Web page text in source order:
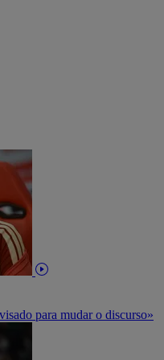
para mudar o discurso»